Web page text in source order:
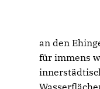
an den
für immens